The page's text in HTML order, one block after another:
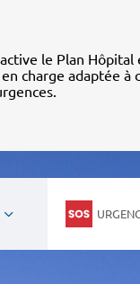
le Plan Hôpital
charge adaptée à